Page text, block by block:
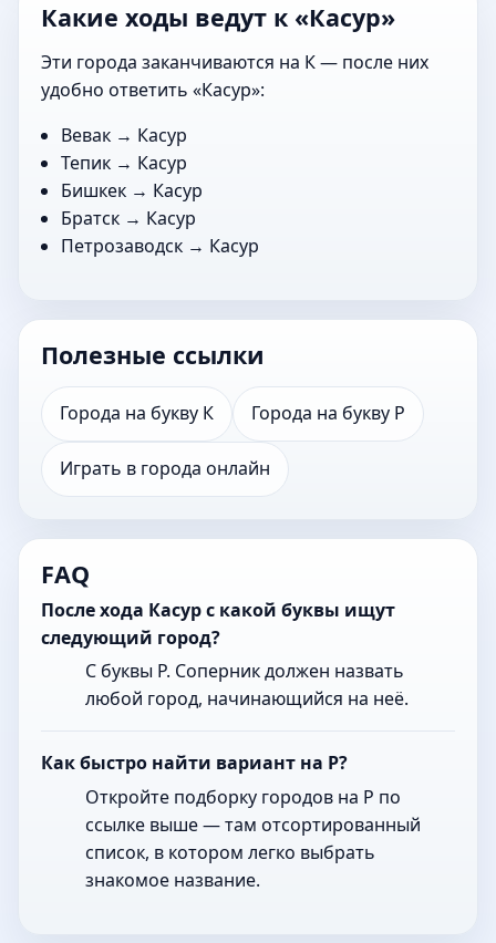
Какие ходы ведут к «Касур»
Эти города заканчиваются на К — после них
удобно ответить «Касур»:
Вевак → Касур
Тепик → Касур
Бишкек → Касур
Братск → Касур
Петрозаводск → Касур
Полезные ссылки
Города на букву К Города на букву Р
Играть в города онлайн
FAQ
После хода Касур с какой буквы ищут
следующий город?
С буквы Р. Соперник должен назвать
любой город, начинающийся на неё.
Как быстро найти вариант на Р?
Откройте подборку городов на Р по
ссылке выше — там отсортированный
список, в котором легко выбрать
знакомое название.